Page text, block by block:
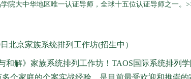
院大中华地区唯一认证导师，全球十五位认证导师之一。
北京家族系统排列工作坊(招生中）
和解》家族系统排列工作坊！ TAOS国际系统排列
个家庭的个案实战经验，是目前最受欢迎和推崇